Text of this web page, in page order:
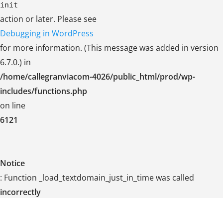
init
action or later. Please see
Debugging in WordPress
for more information. (This message was added in version
6.7.0.) in
/home/callegranviacom-4026/public_html/prod/wp-
includes/functions.php
on line
6121
Notice
: Function _load_textdomain_just_in_time was called
incorrectly